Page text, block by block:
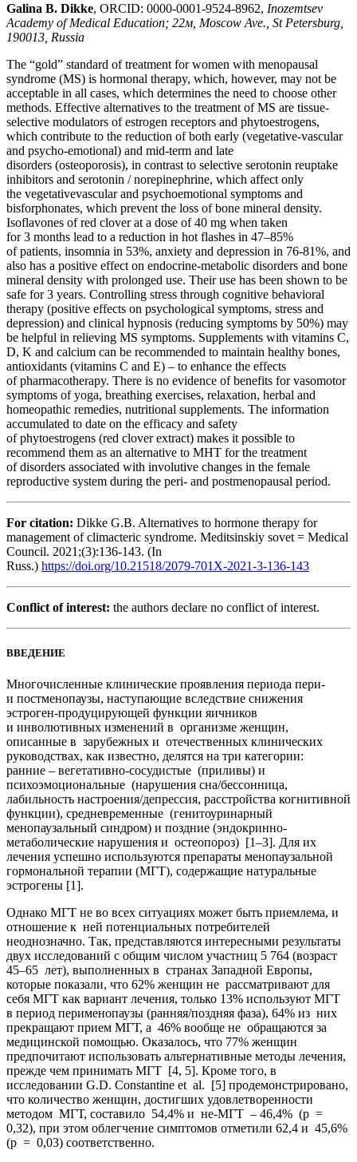
Galina B. Dikke, ORCID: 0000-0001-9524-8962, Inozemtsev
Academy of Medical Education; 22м, Moscow Ave., St Petersburg,
190013, Russia
The “gold” standard of treatment for women with menopausal
syndrome (MS) is hormonal therapy, which, however, may not be
acceptable in all cases, which determines the need to choose other
methods. Effective alternatives to the treatment of MS are tissue-
selective modulators of estrogen receptors and phytoestrogens,
which contribute to the reduction of both early (vegetative-vascular
and psycho-emotional) and mid-term and late
disorders (osteoporosis), in contrast to selective serotonin reuptake
inhibitors and serotonin / norepinephrine, which affect only
the vegetativevascular and psychoemotional symptoms and
bisforphonates, which prevent the loss of bone mineral density.
Isoflavones of red clover at a dose of 40 mg when taken
for 3 months lead to a reduction in hot flashes in 47–85%
of patients, insomnia in 53%, anxiety and depression in 76-81%, and
also has a positive effect on endocrine-metabolic disorders and bone
mineral density with prolonged use. Their use has been shown to be
safe for 3 years. Controlling stress through cognitive behavioral
therapy (positive effects on psychological symptoms, stress and
depression) and clinical hypnosis (reducing symptoms by 50%) may
be helpful in relieving MS symptoms. Supplements with vitamins C,
D, K and calcium can be recommended to maintain healthy bones,
antioxidants (vitamins C and E) – to enhance the effects
of pharmacotherapy. There is no evidence of benefits for vasomotor
symptoms of yoga, breathing exercises, relaxation, herbal and
homeopathic remedies, nutritional supplements. The information
accumulated to date on the efficacy and safety
of phytoestrogens (red clover extract) makes it possible to
recommend them as an alternative to MHT for the treatment
of disorders associated with involutive changes in the female
reproductive system during the peri- and postmenopausal period.
For citation: Dikke G.B. Alternatives to hormone therapy for
management of climacteric syndrome. Meditsinskiy sovet = Medical
Council. 2021;(3):136-143. (In
Russ.) https://doi.org/10.21518/2079-701X-2021-3-136-143
Conflict of interest: the authors declare no conflict of interest.
ВВЕДЕНИЕ
Многочисленные клинические проявления периода пери-
и постменопаузы, наступающие вследствие снижения
эстроген-продуцирующей функции яичников
и инволютивных изменений в организме женщин,
описанные в зарубежных и отечественных клинических
руководствах, как известно, делятся на три категории:
ранние – вегетативно-сосудистые (приливы) и
психоэмоциональные (нарушения сна/бессонница,
лабильность настроения/депрессия, расстройства когнитивной
функции), средневременные (генитоуринарный
менопаузальный синдром) и поздние (эндокринно-
метаболические нарушения и остеопороз) [1–3]. Для их
лечения успешно используются препараты менопаузальной
гормональной терапии (МГТ), содержащие натуральные
эстрогены [1].
Однако МГТ не во всех ситуациях может быть приемлема, и
отношение к ней потенциальных потребителей
неоднозначно. Так, представляются интересными результаты
двух исследований с общим числом участниц 5 764 (возраст
45–65 лет), выполненных в странах Западной Европы,
которые показали, что 62% женщин не рассматривают для
себя МГТ как вариант лечения, только 13% используют МГТ
в период перименопаузы (ранняя/поздняя фаза), 64% из них
прекращают прием МГТ, а 46% вообще не обращаются за
медицинской помощью. Оказалось, что 77% женщин
предпочитают использовать альтернативные методы лечения,
прежде чем принимать МГТ [4, 5]. Кроме того, в
исследовании G.D. Constantine et al. [5] продемонстрировано,
что количество женщин, достигших удовлетворенности
методом МГТ, составило 54,4% и не-МГТ – 46,4% (р =
0,32), при этом облегчение симптомов отметили 62,4 и 45,6%
(р = 0,03) соответственно.